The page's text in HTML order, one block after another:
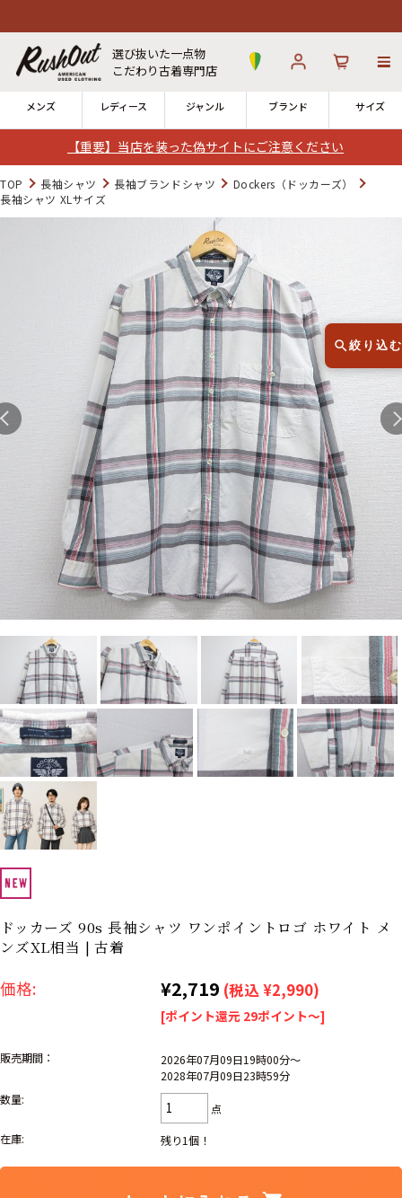
【重要】当店を装った偽サイトにご注意ください
選び抜いた一点物
こだわり古着専門店
メンズ レディース ジャンル ブランド サイズ
ログイン
発送について 12時までのご注文で当日出荷！
※対応不可：日祝、長期休暇、セール
Search by Hotword 今週のHOTワード（7/29〜8/4）
Tシャツ USA製 2 映画 3 ミリタリー 4 スターウォーズ
ラルフローレン 6 大きいサイズ 7 アニメ 8 ディズニー
Search by Brand ブランドから探す
ラルフ ローレン
ス
チャンピオン
パタゴニア
カーハート ディッキーズ
アディダス ナイキ
リーバイス
スウェット セーター
半袖シャツ Tシャツ
レディース
TOP 長袖シャツ 長袖ブランドシャツ
Dockers（ドッカーズ）
長袖シャツ XLサイズ
ドッカーズ 90s 長袖シャツ ワンポイントロゴ ホワイト メ
ンズXL相当 | 古着
価格: ¥2,719 (税込 ¥2,990)
[ポイント還元 29ポイント～]
販売期間：
2026年07月09日19時00分～
2028年07月09日23時59分
数量:
点
在庫:
残り1個！
絞り込む